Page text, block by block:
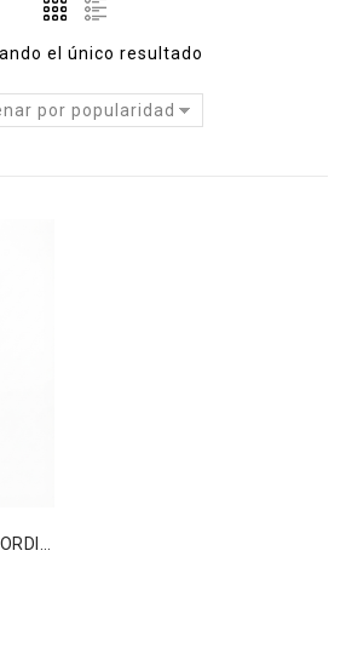
el único resultado
por popularidad
REPELENTE DUAL´S NORDIN®